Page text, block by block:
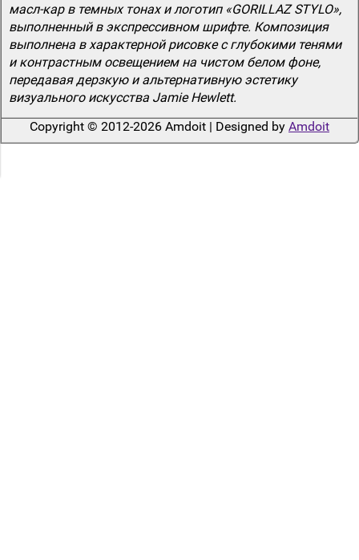
масл-кар в темных тонах и логотип «GORILLAZ STYLO»,
выполненный в экспрессивном шрифте. Композиция
выполнена в характерной рисовке с глубокими тенями
и контрастным освещением на чистом белом фоне,
передавая дерзкую и альтернативную эстетику
визуального искусства Jamie Hewlett.
Copyright © 2012-2026 Amdoit | Designed by Amdoit